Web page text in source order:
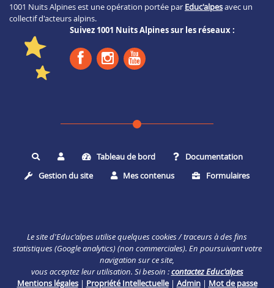
1001 Nuits Alpines est une opération portée par Educ'alpesavec un
collectif d'acteurs alpins.
Suivez 1001 Nuits Alpines sur les réseaux :
Rechercher Tableau de bord
Documentation
Gestion du site
Mes contenus Formulaires
Le site d'Educ'alpes utilise quelques cookies / traceurs à des fins
statistiques (Google analytics) (non commerciales). En poursuivant votre
navigation sur ce site,
vous acceptez leur utilisation. Si besoin :contactez Educ'alpes
Mentions légales| Propriété Intellectuelle| Admin| Mot de passe